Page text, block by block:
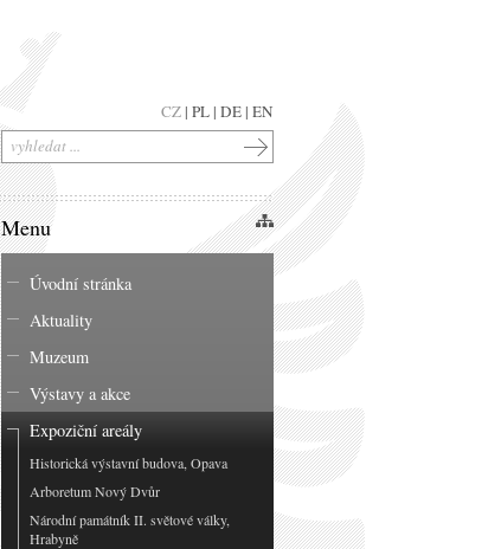
Menu
Úvodní stránka
Aktuality
Muzeum
Výstavy a akce
Expoziční areály
Historická výstavní budova, Opava
Arboretum Nový Dvůr
Národní památník II. světové války,
Hrabyně
CZ | PL | DE | EN